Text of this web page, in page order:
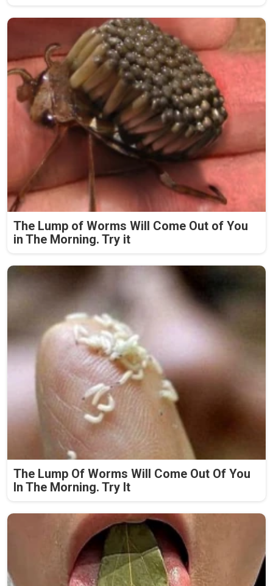
The Lump of Worms Will Come Out of You
in The Morning. Try it
The Lump Of Worms Will Come Out Of You
In The Morning. Try It